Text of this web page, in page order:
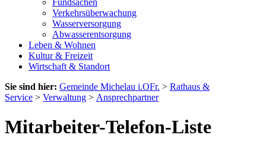
Fundsachen
Verkehrsüberwachung
Wasserversorgung
Abwasserentsorgung
Leben & Wohnen
Kultur & Freizeit
Wirtschaft & Standort
Sie sind hier: Gemeinde Michelau i.OFr. > Rathaus &
Service > Verwaltung > Ansprechpartner
Mitarbeiter-Telefon-Liste